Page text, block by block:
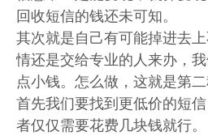
回收短信的钱还未可知。
其次就是自己有可能掉进去
情还是交给专业的人来办，
点小钱。怎么做，这就是第二
首先我们要找到更低价的短
者仅仅需要花费几块钱就行。